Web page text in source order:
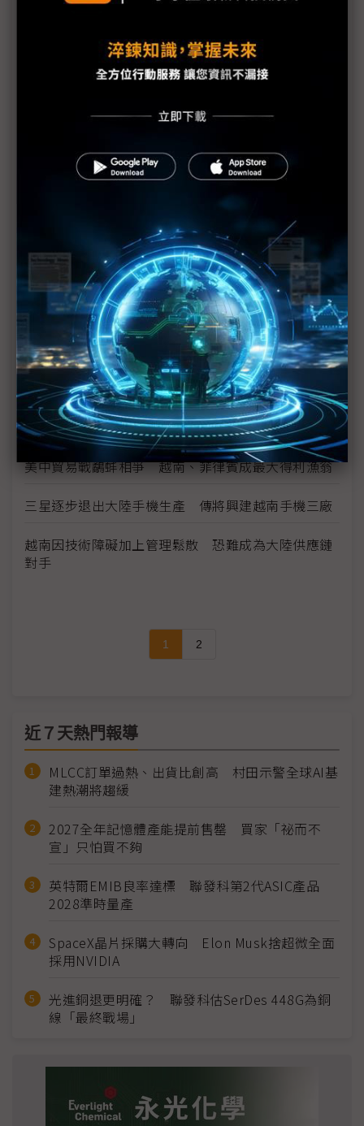
美中貿易戰分散風險 智易越南廠明年1Q量產
越南前景展望樂觀 促使外資繼續擴廠與興建新基地
台廠NB產能大遷移 鎖定越南、台灣、菲律賓及印尼
東協國家數位轉型 越南表現相對出色
啟碁因應美中貿易戰 台灣越南2地增設產線
三星回應越南總理要求 李在鎔：將擴大越南生產比
美中貿易戰延燒 大陸產品運到東南亞再出貨機率大
外國業者加速從大陸搬遷計畫 越南當地製造業進入
嶄新階段
留下來還是加速撤離 日企在大陸供應鏈的兩手策略
美中貿易戰鷸蚌相爭 越南、菲律賓成最大得利漁翁
三星逐步退出大陸手機生產 傳將興建越南手機三廠
越南因技術障礙加上管理鬆散 恐難成為大陸供應鏈
對手
1 2
近７天熱門報導
MLCC訂單過熱、出貨比創高 村田示警全球AI基
建熱潮將趨緩
2027全年記憶體產能提前售罄 買家「祕而不
宣」只怕買不夠
英特爾EMIB良率達標 聯發科第2代ASIC產品
2028準時量產
SpaceX晶片採購大轉向 Elon Musk捨超微全面
採用NVIDIA
光進銅退更明確？ 聯發科估SerDes 448G為銅
線「最終戰場」